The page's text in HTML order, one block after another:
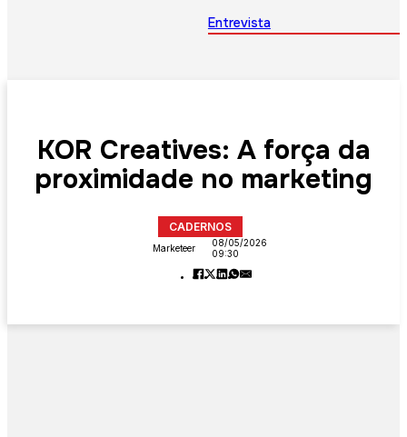
Entrevista
KOR Creatives: A força da
proximidade no marketing
CADERNOS
Marketeer
08/05/2026
09:30